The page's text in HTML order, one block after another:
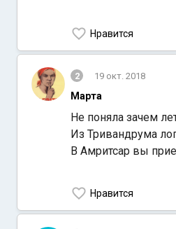
Нравится
2 19 окт. 2018
Марта
Не поняла зачем
Из Тривандрума
В Амритсар вы
Нравится